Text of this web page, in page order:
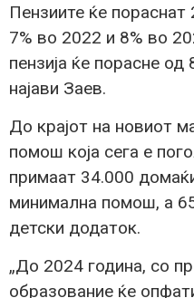
Пензиите ќе
7% во 2022 и 8% во
пензија ќе порасне
најави Заев.
До крајот на новиот
помош која сега е
примаат 34.000
минимална помош, а
детски додаток.
„До 2024 година, со
образование ќе